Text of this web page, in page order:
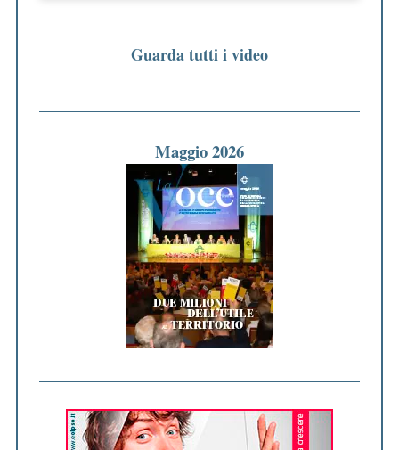
Guarda tutti i video
Maggio 2026